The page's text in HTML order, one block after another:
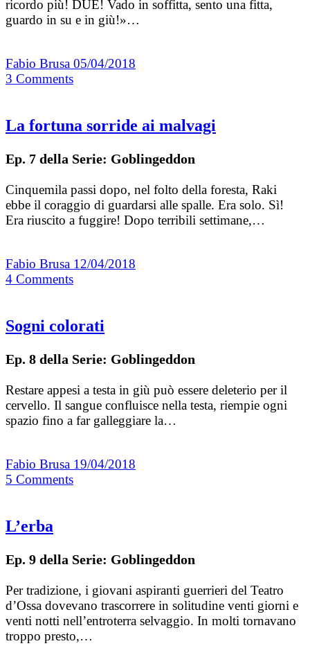
ricordo più! DUE! Vado in soffitta, sento una fitta,
guardo in su e in giù!»…
Fabio Brusa 05/04/2018
3 Comments
La fortuna sorride ai malvagi
Ep. 7 della Serie: Goblingeddon
Cinquemila passi dopo, nel folto della foresta, Raki
ebbe il coraggio di guardarsi alle spalle. Era solo. Sì!
Era riuscito a fuggire! Dopo terribili settimane,…
Fabio Brusa 12/04/2018
4 Comments
Sogni colorati
Ep. 8 della Serie: Goblingeddon
Restare appesi a testa in giù può essere deleterio per il
cervello. Il sangue confluisce nella testa, riempie ogni
spazio fino a far galleggiare la…
Fabio Brusa 19/04/2018
5 Comments
L’erba
Ep. 9 della Serie: Goblingeddon
Per tradizione, i giovani aspiranti guerrieri del Teatro
d’Ossa dovevano trascorrere in solitudine venti giorni e
venti notti nell’entroterra selvaggio. In molti tornavano
troppo presto,…